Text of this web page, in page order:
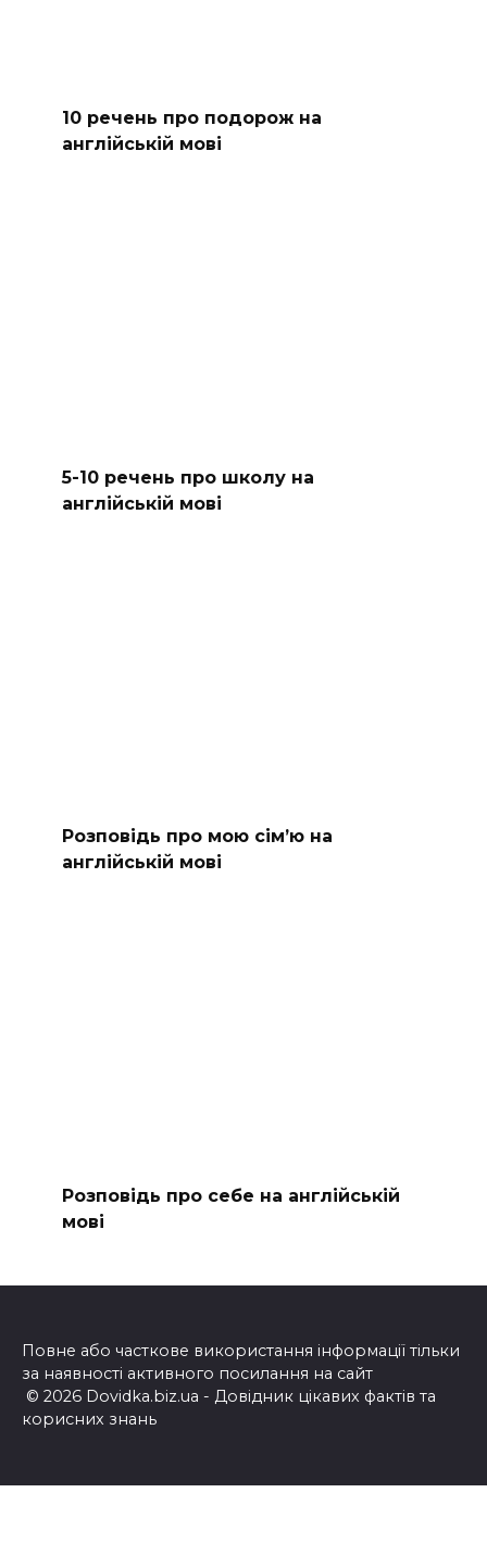
10 речень про подорож на
англійській мові
5-10 речень про школу на
англійській мові
Розповідь про мою сім’ю на
англійській мові
Розповідь про себе на англійській
мові
Повне або часткове використання інформації тільки
за наявності активного посилання на сайт
© 2026 Dovidka.biz.ua - Довідник цікавих фактів та
корисних знань